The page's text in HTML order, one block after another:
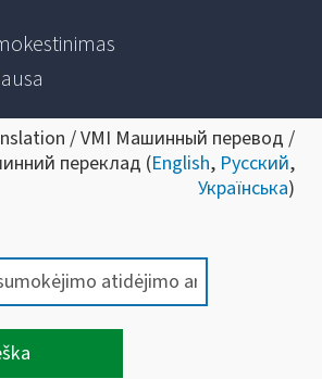
/ VMI Машинный перевод /
переклад (English, Русский,
Українська)